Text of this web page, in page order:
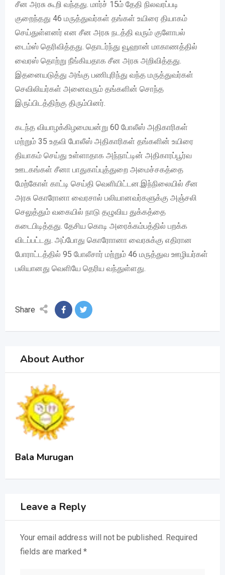
சீன அரசு கூறி வந்தது. மார்ச் 15ம் தேதி நிலவரப்படி
குறைந்தது 46 மருத்துவர்கள் தங்கள் உயிரை தியாகம்
செய்துள்ளனர் என சீன அரசு நடத்தி வரும் குளோபல்
டைம்ஸ் தெரிவித்தது. தொடர்ந்து வூஹான் மாகாணத்தில்
வைரஸ் தொற்று நீங்கியதாக சீன அரசு அறிவித்தது.
இதனையடுத்து அங்கு பணிபுரிந்து வந்த மருத்துவர்கள்
செவிலியர்கள் அனைவரும் தங்களின் சொந்த
இருப்பிடத்திற்கு திரும்பினர்.
கடந்த வியாழக்கிழமையன்று 60 போலீஸ் அதிகாரிகள்
மற்றும் 35 உதவி போலீஸ் அதிகாரிகள் தங்களின் உயிரை
தியாகம் செய்து உள்ளாதாக அந்நாட்டின் அதிகாரப்பூர்வ
ஊடகங்கள் சீனா பாதுகாப்புத்துறை அமைச்சகத்தை
மேற்கோள் காட்டி செய்தி வெளியிட்டன.இந்நிலையில் சீன
அரசு கொரோனா வைரசால் பலியானவர்களுக்கு அஞ்சலி
செலுத்தும் வகையில் நாடு தழுவிய துக்கத்தை
கடைபிடித்தது. தேசிய கொடி அரைக்கம்பத்தில் பறக்க
விடப்பட்டது. அப்போது கொரோானா வைரசுக்கு எதிரான
போராட்டத்தில் 95 போலீசார் மற்றும் 46 மருத்துவ ஊழியர்கள்
பலியானது வெளியே தெரிய வந்துள்ளது.
Share
About Author
Bala Murugan
Leave a Reply
Your email address will not be published. Required
fields are marked *